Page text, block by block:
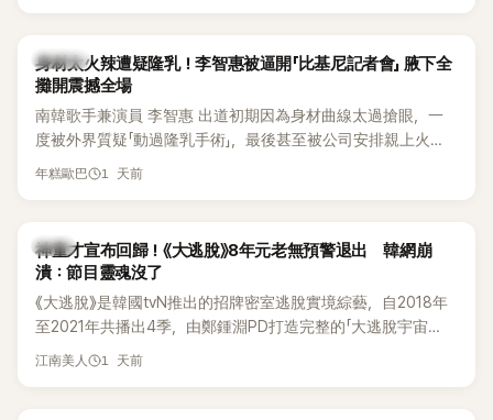
K-POP
身材太火辣遭疑隆乳！李智惠被逼開「比基尼記者會」 腋下全
攤開震撼全場
南韓歌手兼演員 李智惠 出道初期因為身材曲線太過搶眼，一
度被外界質疑「動過隆乳手術」，最後甚至被公司安排親上火
線，召開前所未見的「泳裝記者會」澄清。這場記者會後來還被
熱議。 2日播出的 SBS 綜藝節目《我的經紀人太難搞－秘書
鎮》，邀請同時兼顧工作與育兒的演藝圈代表「媽媽群」——李智
惠、李賢怡、李恩亨，以第13位「My Star」身分登場，分享最真
實的生活日常。 節目一開始，李瑞鎮 率先與李智惠會合，兩人
邊搭車邊聊天，氣氛輕鬆。聊到最近的新聞，李瑞鎮突然直球
發問：「妳不是上新聞了？說妳去做整形？是人中縮短手術嗎？」
年糕歐巴 1 天前
韓星
神童才宣布回歸！《大逃脫》8年元老無預警退出 韓網崩
潰：節目靈魂沒了
《大逃脫》是韓國tvN推出的招牌密室逃脫實境綜藝，自2018年
至2021年共播出4季，由鄭鍾淵PD打造完整的「大逃脫宇宙
（DTCU）」，憑藉燒腦劇情、電影級場景與龐大世界觀，累積
江南美人 1 天前